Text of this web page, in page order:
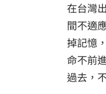
在台灣
間不適
掉記憶
命不前
過去，